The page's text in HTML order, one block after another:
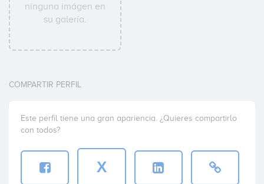
ninguna imágen en
su galería.
COMPARTIR PERFIL
Este perfil tiene una gran apariencia. ¿Quieres compartirlo
con todos?
X